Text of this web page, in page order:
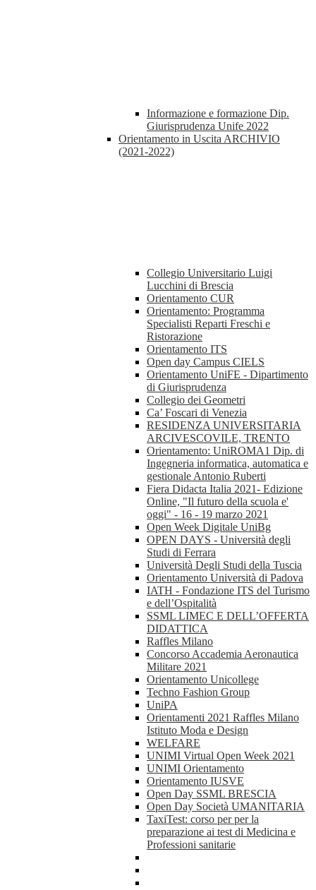
Informazione e formazione Dip.
Giurisprudenza Unife 2022
Orientamento in Uscita ARCHIVIO
(2021-2022)
Collegio Universitario Luigi
Lucchini di Brescia
Orientamento CUR
Orientamento: Programma
Specialisti Reparti Freschi e
Ristorazione
Orientamento ITS
Open day Campus CIELS
Orientamento UniFE - Dipartimento
di Giurisprudenza
Collegio dei Geometri
Ca’ Foscari di Venezia
RESIDENZA UNIVERSITARIA
ARCIVESCOVILE, TRENTO
Orientamento: UniROMA1 Dip. di
Ingegneria informatica, automatica e
gestionale Antonio Ruberti
Fiera Didacta Italia 2021- Edizione
Online, "Il futuro della scuola e'
oggi" - 16 - 19 marzo 2021
Open Week Digitale UniBg
OPEN DAYS - Università degli
Studi di Ferrara
Università Degli Studi della Tuscia
Orientamento Università di Padova
IATH - Fondazione ITS del Turismo
e dell’Ospitalità
SSML LIMEC E DELL’OFFERTA
DIDATTICA
Raffles Milano
Concorso Accademia Aeronautica
Militare 2021
Orientamento Unicollege
Techno Fashion Group
UniPA
Orientamenti 2021 Raffles Milano
Istituto Moda e Design
WELFARE
UNIMI Virtual Open Week 2021
UNIMI Orientamento
Orientamento IUSVE
Open Day SSML BRESCIA
Open Day Società UMANITARIA
TaxiTest: corso per per la
preparazione ai test di Medicina e
Professioni sanitarie